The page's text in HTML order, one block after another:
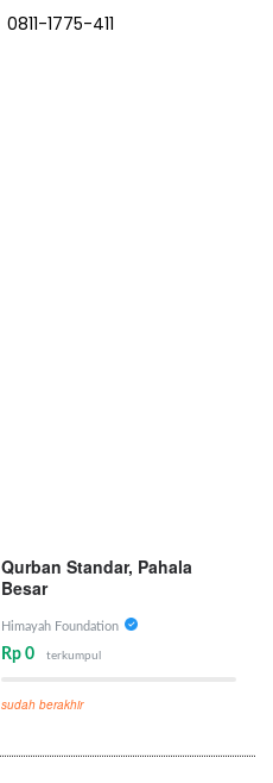
0811-1775-411
Qurban Standar, Pahala
Besar
Himayah Foundation
Rp 0 terkumpul
sudah berakhir